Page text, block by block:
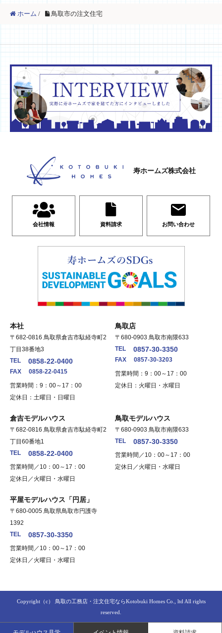
ホーム / 鳥取市の注文住宅
寿ホームズ株式会社
会社情報 資料請求 お問い合わせ
本社
〒682-0816 鳥取県倉吉市駄経寺町2
丁目38番地3
TEL
0858-22-0400
FAX
0858-22-0415
営業時間：9：00～17：00
定休日：土曜日・日曜日
鳥取店
〒680-0903 鳥取市南隈633
TEL
0857-30-3350
FAX
0857-30-3203
営業時間：9：00～17：00
定休日：火曜日・水曜日
倉吉モデルハウス
〒682-0816 鳥取県倉吉市駄経寺町2
丁目60番地1
TEL
0858-22-0400
営業時間／10：00～17：00
定休日／火曜日・水曜日
鳥取モデルハウス
〒680-0903 鳥取市南隈633
TEL
0857-30-3350
営業時間／10：00～17：00
定休日／火曜日・水曜日
平屋モデルハウス「円居」
〒680-0005 鳥取県鳥取市円護寺
1392
TEL
0857-30-3350
営業時間／10：00～17：00
定休日／火曜日・水曜日
Copyright（c） 鳥取の工務店・注文住宅ならKotobuki Homes Co., ltd All rights
reserved.